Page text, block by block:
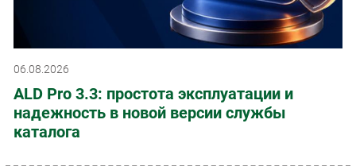
06.08.2026
ALD Pro 3.3: простота эксплуатации и
надежность в новой версии службы
каталога